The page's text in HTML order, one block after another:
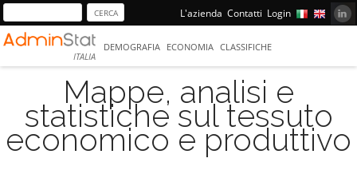
L'azienda Contatti Login
ITALIA
DEMOGRAFIA ECONOMIA CLASSIFICHE
Mappe, analisi e
statistiche sul tessuto
economico e produttivo